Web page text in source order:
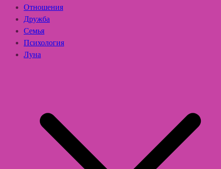
Отношения
Дружба
Семья
Психология
Луна